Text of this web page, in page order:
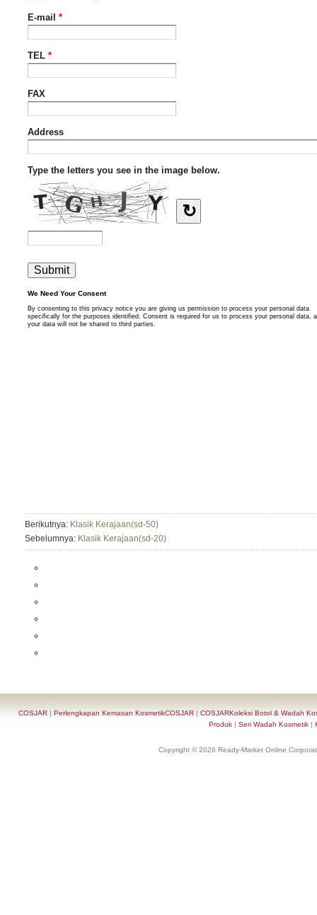
Berikutnya: Klasik Kerajaan(sd-50)
Sebelumnya: Klasik Kerajaan(sd-20)
COSJAR| Perlengkapan Kemasan KosmetikCOSJAR| COSJARKoleksi Botol & Wadah
Produk | Seri Wadah Kosmetik |
Copyright © 2026 Ready-Market Online